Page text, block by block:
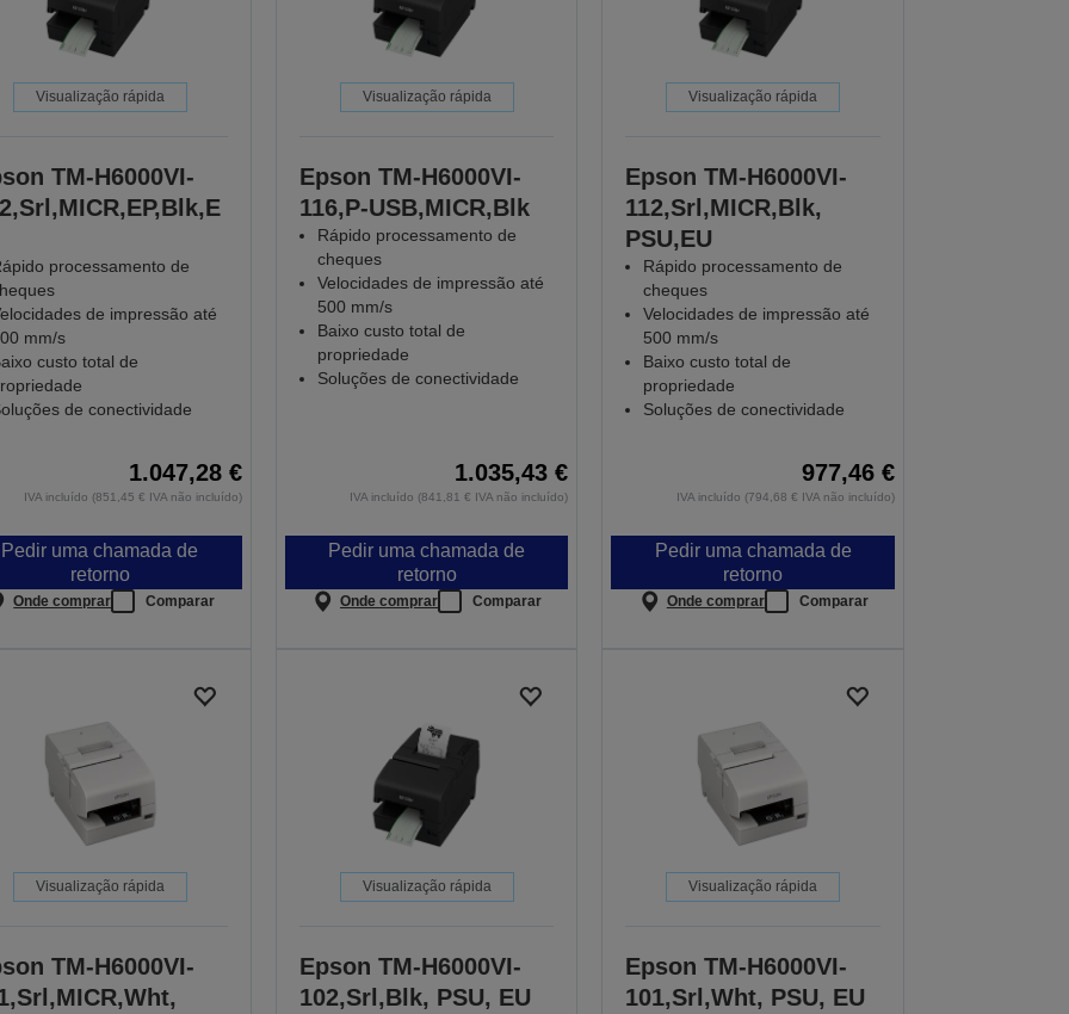
Visualização rápida
TM-H6000VI-
processamento de
de impressão até
mm/s
custo total de
de conectividade
1.047,28 €
IVA incluído (851,45 € IVA não incluído)
Pedir uma chamada de
retorno
Onde comprar Comparar
Visualização rápida
Epson TM-H6000VI-
116,P-USB,MICR,Blk
Rápido processamento de
cheques
Velocidades de impressão até
500 mm/s
Baixo custo total de
propriedade
Soluções de conectividade
1.035,43 €
IVA incluído (841,81 € IVA não incluído)
Pedir uma chamada de
retorno
Onde comprar Comparar
Visualização rápida
Epson TM-H6000VI-
112,Srl,MICR,Blk,
PSU,EU
Rápido processamento de
cheques
Velocidades de impressão até
500 mm/s
Baixo custo total de
propriedade
Soluções de conectividade
977,46 €
IVA incluído (794,68 € IVA não incluído)
Pedir uma chamada de
retorno
Onde comprar Comparar
Visualização rápida
TM-H6000VI-
Visualização rápida
Epson TM-H6000VI-
102,Srl,Blk, PSU, EU
Visualização rápida
Epson TM-H6000VI-
101,Srl,Wht, PSU, EU